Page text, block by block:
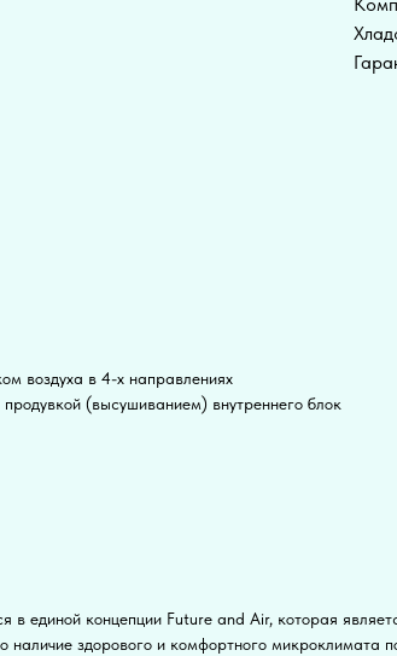
воздуха в 4-х направлениях
(высушиванием) внутреннего блок
в единой концепции Future and Air, которая
наличие здорового и комфортного